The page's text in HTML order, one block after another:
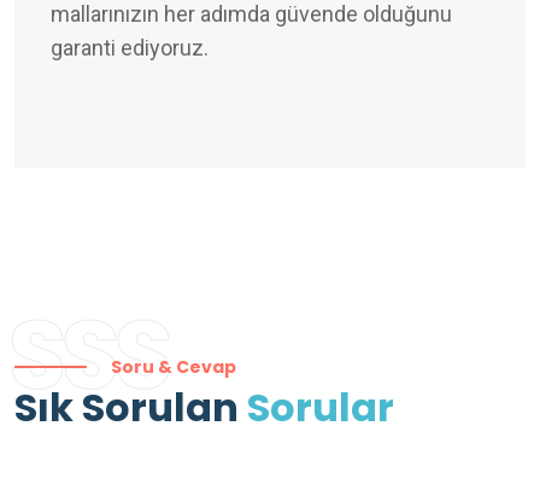
mallarınızın her adımda güvende olduğunu
garanti ediyoruz.
SSSSoru & Cevap
Sık Sorulan Sorular